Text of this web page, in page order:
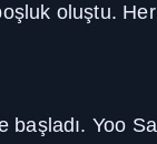
oluştu.
Yoo